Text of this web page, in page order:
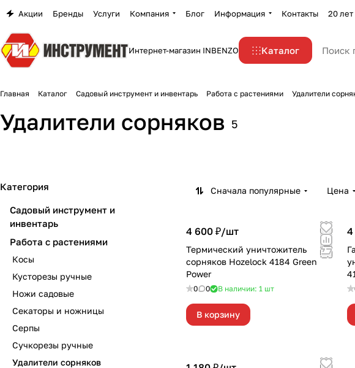
Акции Бренды Услуги Компания Блог Информация Контакты 20
Интернет-магазин INBENZO Каталог
Главная Каталог Садовый инструмент и инвентарь Работа с растениями Удалители
Удалители сорняков 5
Сначала популярные Цена
4 600 ₽/шт
Термический уничтожитель
сорняков Hozelock 4184 Green
Power
0 0 В наличии: 1 шт
В корзину
4
Категория
Садовый инструмент и
инвентарь
Работа с растениями
Косы
Кусторезы ручные
Ножи садовые
Секаторы и ножницы
Серпы
Сучкорезы ручные
Удалители сорняков